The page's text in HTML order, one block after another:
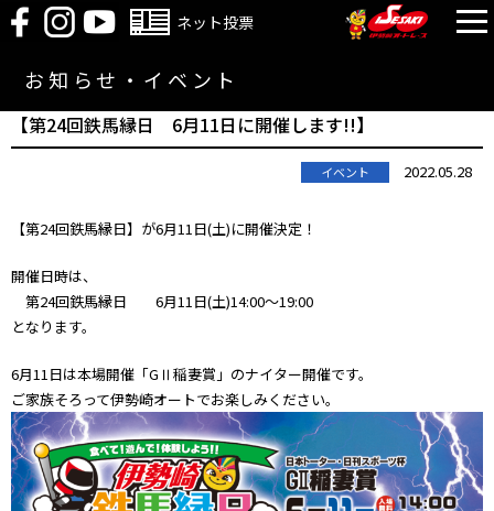
ネット投票
お知らせ・イベント
【第24回鉄馬縁日 6月11日に開催します!!】
イベント 2022.05.28
【第24回鉄馬縁日】が6月11日(土)に開催決定！
開催日時は、
第24回鉄馬縁日 6月11日(土)14:00～19:00
となります。
6月11日は本場開催「GⅡ稲妻賞」のナイター開催です。
ご家族そろって伊勢崎オートでお楽しみください。